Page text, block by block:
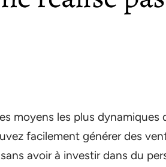
moyens les plus dynamiques
facilement générer des
avoir à investir dans du